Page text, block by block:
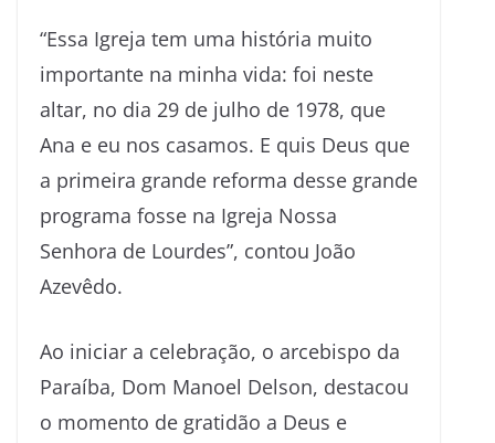
“Essa Igreja tem uma história muito
importante na minha vida: foi neste
altar, no dia 29 de julho de 1978, que
Ana e eu nos casamos. E quis Deus que
a primeira grande reforma desse grande
programa fosse na Igreja Nossa
Senhora de Lourdes”, contou João
Azevêdo.
Ao iniciar a celebração, o arcebispo da
Paraíba, Dom Manoel Delson, destacou
o momento de gratidão a Deus e